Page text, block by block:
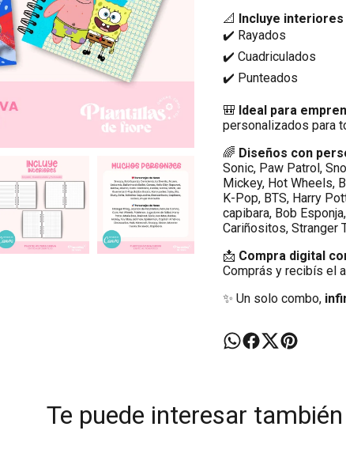
📐
Incluye
✔️ Rayados
✔️ Cuadriculados
✔️ Punteados
🎒 Ideal para
personalizados para
🌈 Diseños con
Sonic, Paw Patrol,
Mickey, Hot Wheels,
K-Pop, BTS, Harry
capibara, Bob
Cariñositos, Stranger
📩 Compra digital
Comprás y recibís el
✨ Un solo combo,
Te puede interesar también